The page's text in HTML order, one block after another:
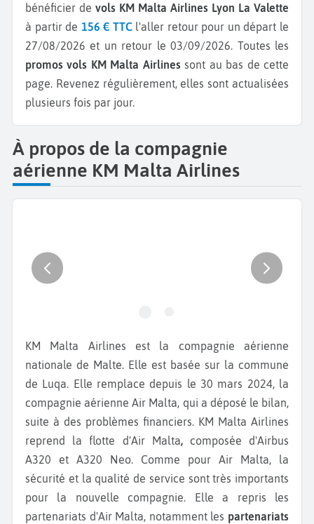
bénéficier de vols KM Malta Airlines Lyon La Valette
à partir de 156 € TTC l'aller retour pour un départ le
27/08/2026 et un retour le 03/09/2026. Toutes les
promos vols KM Malta Airlinessont au bas de cette
page. Revenez régulièrement, elles sont actualisées
plusieurs fois par jour.
À propos de la compagnie
aérienne KM Malta Airlines
KM Malta Airlines est la compagnie aérienne
nationale de Malte. Elle est basée sur la commune
de Luqa. Elle remplace depuis le 30 mars 2024, la
compagnie aérienne Air Malta, qui a déposé le bilan,
suite à des problèmes financiers. KM Malta Airlines
reprend la flotte d'Air Malta,composée d'Airbus
A320 et A320 Neo. Comme pour Air Malta, la
sécurité et la qualité de service sont très importants
pour la nouvelle compagnie. Elle a repris les
partenariats d'Air Malta, notamment les partenariats